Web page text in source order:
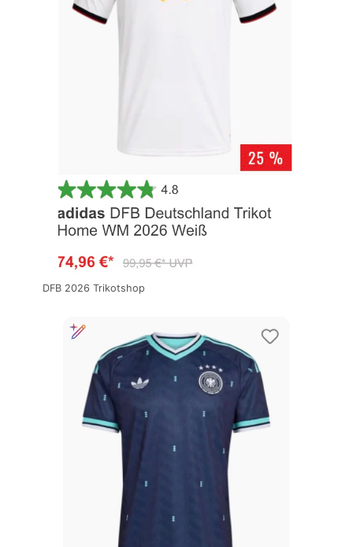
DFB 2026 Trikotshop